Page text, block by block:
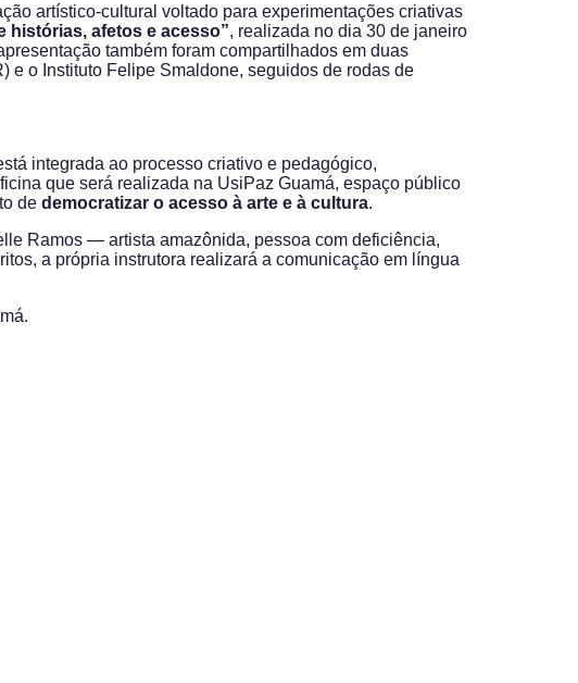
artístico-cultural voltado para experimentações criativas
histórias, afetos e acesso”, realizada no dia 30 de janeiro
também foram compartilhados em duas
e o Instituto Felipe Smaldone, seguidos de rodas de
integrada ao processo criativo e pedagógico,
que será realizada na UsiPaz Guamá, espaço público
de democratizar o acesso à arte e à cultura.
Ramos — artista amazônida, pessoa com deficiência,
a própria instrutora realizará a comunicação em língua